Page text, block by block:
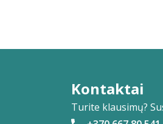
Kontaktai
Turite klausimų?